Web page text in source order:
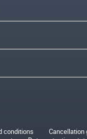
conditions
Cancellation